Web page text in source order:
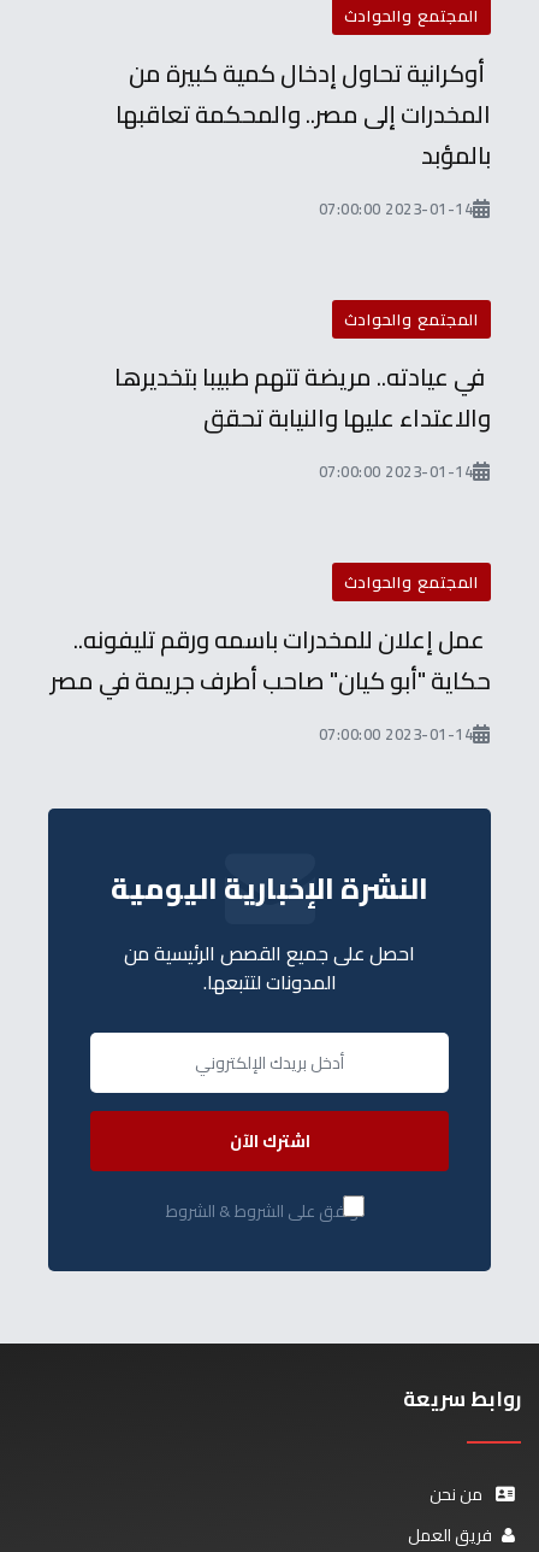
المجتمع والحوادث
أوكرانية تحاول إدخال كمية كبيرة من
المخدرات إلى مصر.. والمحكمة تعاقبها
بالمؤبد
2023-01-14 07:00:00
المجتمع والحوادث
في عيادته.. مريضة تتهم طبيبا بتخديرها
والاعتداء عليها والنيابة تحقق
2023-01-14 07:00:00
المجتمع والحوادث
عمل إعلان للمخدرات باسمه ورقم تليفونه..
حكاية "أبو كيان" صاحب أطرف جريمة في مصر
2023-01-14 07:00:00
النشرة الإخبارية اليومية
احصل على جميع القصص الرئيسية من
المدونات لتتبعها.
اشترك الآن
أوافق على الشروط & الشروط
روابط سريعة
من نحن
فريق العمل